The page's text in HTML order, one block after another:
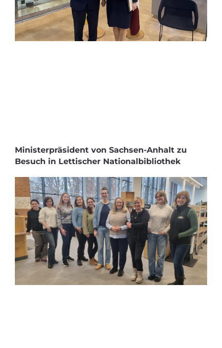
Ministerpräsident von Sachsen-Anhalt zu
Besuch in Lettischer Nationalbibliothek